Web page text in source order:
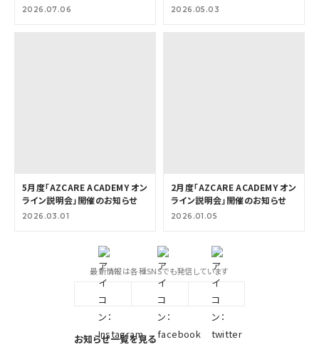
2026.07.06 2026.05.03
5月度「AZCARE ACADEMY オン
ライン説明会」開催のお知らせ
2026.03.01
2月度「AZCARE ACADEMY オン
ライン説明会」開催のお知らせ
2026.01.05
最新情報は各種SNSでも発信しています
お知らせ一覧を見る